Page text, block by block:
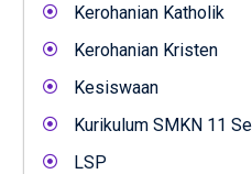
Kerohanian Katholik
Kerohanian Kristen
Kesiswaan
Kurikulum SMKN 11
LSP